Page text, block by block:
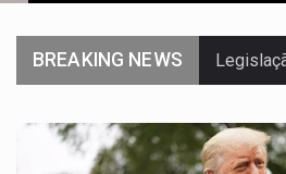
BREAKING NEWS